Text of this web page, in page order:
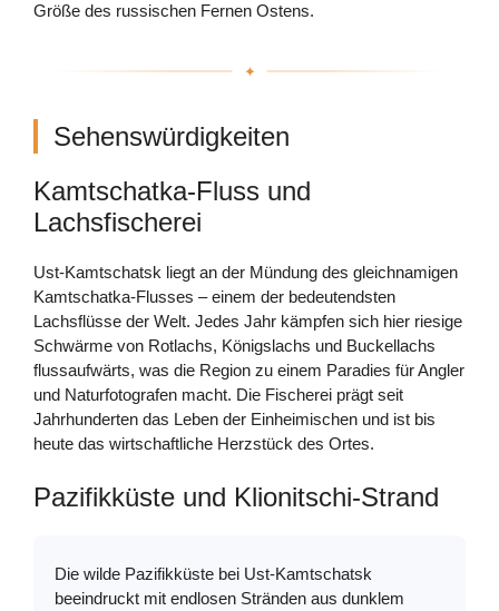
Größe des russischen Fernen Ostens.
Sehenswürdigkeiten
Kamtschatka-Fluss und
Lachsfischerei
Ust-Kamtschatsk liegt an der Mündung des gleichnamigen
Kamtschatka-Flusses – einem der bedeutendsten
Lachsflüsse der Welt. Jedes Jahr kämpfen sich hier riesige
Schwärme von Rotlachs, Königslachs und Buckellachs
flussaufwärts, was die Region zu einem Paradies für Angler
und Naturfotografen macht. Die Fischerei prägt seit
Jahrhunderten das Leben der Einheimischen und ist bis
heute das wirtschaftliche Herzstück des Ortes.
Pazifikküste und Klionitschi-Strand
Die wilde Pazifikküste bei Ust-Kamtschatsk
beeindruckt mit endlosen Stränden aus dunklem